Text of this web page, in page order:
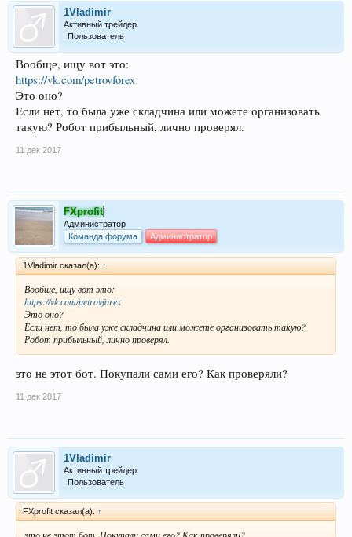
1Vladimir
Активный трейдер
Пользователь
Вообще, ищу вот это:
https://vk.com/petrovforex
Это оно?
Если нет, то была уже складчина или можете организовать
такую? Робот прибыльный, лично проверял.
11 дек 2017
FXprofit
Администратор
Команда форума
Администратор
1Vladimir сказал(а): ↑
Вообще, ищу вот это:
https://vk.com/petrovforex
Это оно?
Если нет, то была уже складчина или можете организовать такую?
Робот прибыльный, лично проверял.
это не этот бот. Покупали сами его? Как проверяли?
11 дек 2017
1Vladimir
Активный трейдер
Пользователь
FXprofit сказал(а): ↑